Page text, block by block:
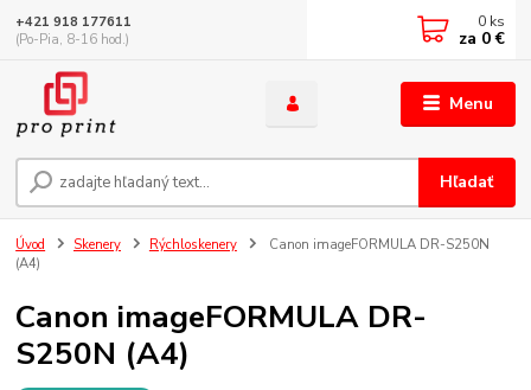
Menu
Hľadať
+421 918 177611
(Po-Pia, 8-16 hod.)
0 ks
za 0 €
Úvod Skenery Rýchloskenery
Canon imageFORMULA DR-S250N
(A4)
Canon imageFORMULA DR-
S250N (A4)